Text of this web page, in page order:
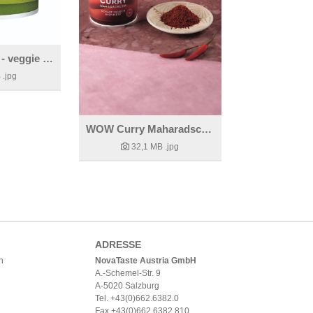
WOW Avocado - veggie inspiriert
.jpg
WOW Curry Maharadscha - scharf indisch inspiriert
32,1 MB .jpg
ADRESSE
NovaTaste Austria GmbH
A.-Schemel-Str. 9
A-5020 Salzburg
Tel. +43(0)662.6382.0